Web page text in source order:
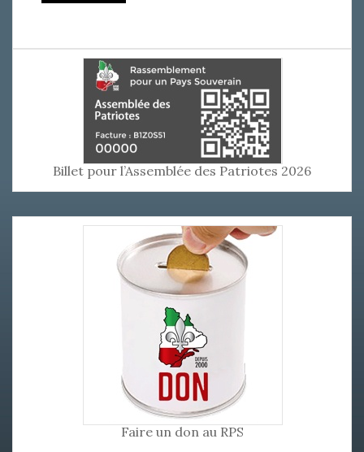
Billet pour l’Assemblée des Patriotes 2026
Faire un don au RPS